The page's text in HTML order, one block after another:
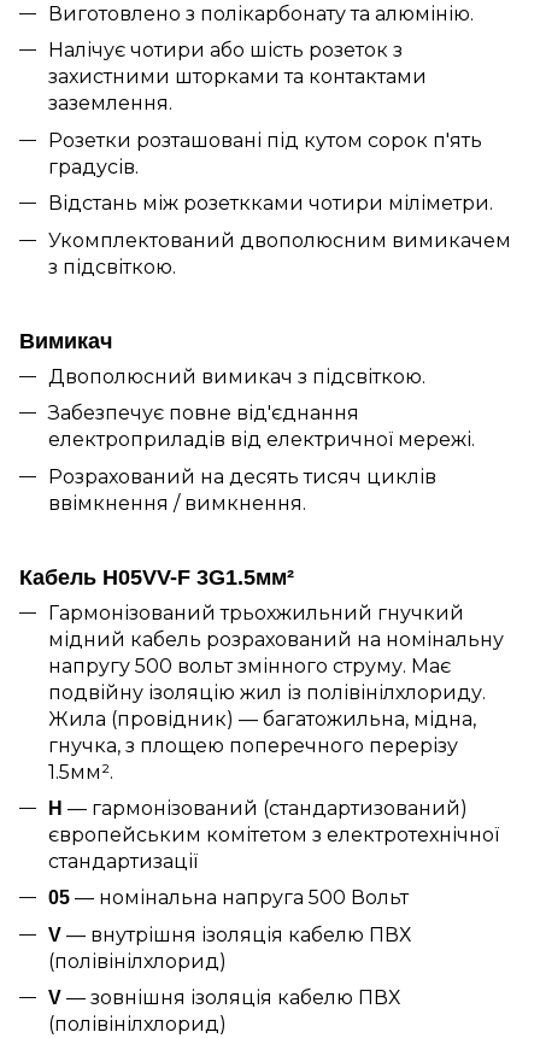
Виготовлено з полікарбонату та алюмінію.
Налічує чотири або шість розеток з
захистними шторками та контактами
заземлення.
Розетки розташовані під кутом сорок п'ять
градусів.
Відстань між розеткками чотири міліметри.
Укомплектований двополюсним вимикачем
з підсвіткою.
Вимикач
Двополюсний вимикач з підсвіткою.
Забезпечує повне від'єднання
електроприладів від електричної мережі.
Розрахований на десять тисяч циклів
ввімкнення / вимкнення.
Кабель H05VV-F 3G1.5мм²
Гармонізований трьохжильний гнучкий
мідний кабель розрахований на номінальну
напругу 500 вольт змінного струму. Має
подвійну ізоляцію жил із полівінілхлориду.
Жила (провідник) — багатожильна, мідна,
гнучка, з площею поперечного перерізу
1.5мм².
H — гармонізований (стандартизований)
європейським комітетом з електротехнічної
стандартизації
05 — номінальна напруга 500 Вольт
V — внутрішня ізоляція кабелю ПВХ
(полівінілхлорид)
V — зовнішня ізоляція кабелю ПВХ
(полівінілхлорид)